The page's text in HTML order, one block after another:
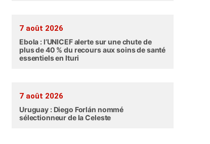
7 août 2026
Ebola : l’UNICEF alerte sur une chute de
plus de 40 % du recours aux soins de santé
essentiels en Ituri
7 août 2026
Uruguay : Diego Forlán nommé
sélectionneur de la Celeste